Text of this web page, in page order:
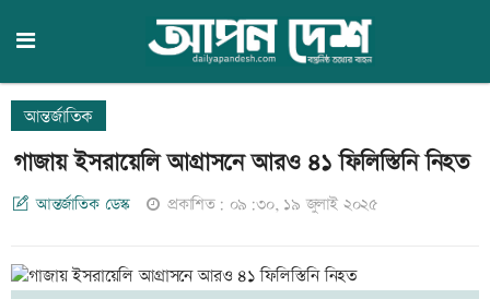
আন্তর্জাতিক
গাজায় ইসরায়েলি আগ্রাসনে আরও ৪১ ফিলিস্তিনি নিহত
আন্তর্জাতিক ডেস্ক প্রকাশিত: ০৯:৩০, ১৯ জুলাই ২০২৫